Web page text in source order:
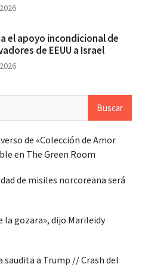
el apoyo incondicional de
de EEUU a Israel
de «Colección de Amor
en The Green Room
de misiles norcoreana será
la gozara», dijo Marileidy
saudita a Trump // Crash del